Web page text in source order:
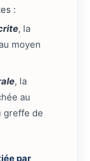
:
, la
moyen
, la
au
greffe de
par